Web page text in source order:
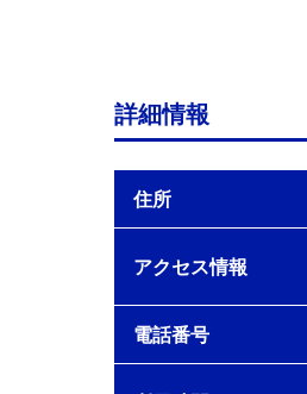
詳細情報
住所
アクセス情報
電話番号